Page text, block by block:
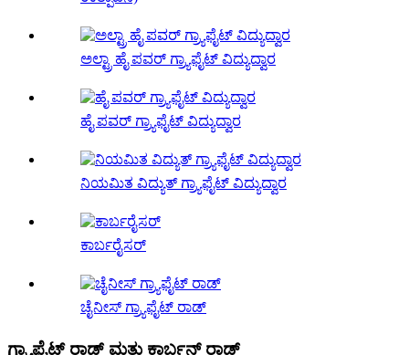
ಅಲ್ಟ್ರಾ ಹೈ ಪವರ್ ಗ್ರ್ಯಾಫೈಟ್ ವಿದ್ಯುದ್ವಾರ
ಹೈ ಪವರ್ ಗ್ರ್ಯಾಫೈಟ್ ವಿದ್ಯುದ್ವಾರ
ನಿಯಮಿತ ವಿದ್ಯುತ್ ಗ್ರ್ಯಾಫೈಟ್ ವಿದ್ಯುದ್ವಾರ
ಕಾರ್ಬರೈಸರ್
ಚೈನೀಸ್ ಗ್ರ್ಯಾಫೈಟ್ ರಾಡ್
ಗ್ರ್ಯಾಫೈಟ್ ರಾಡ್ ಮತ್ತು ಕಾರ್ಬನ್ ರಾಡ್